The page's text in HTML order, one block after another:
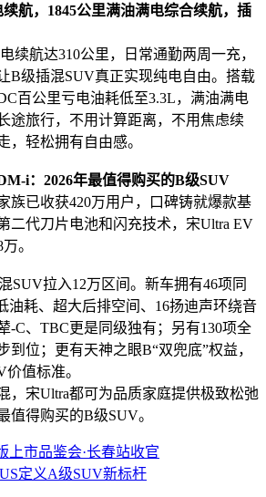
续航，1845公里满油满电综合续航，插
续航达310公里，日常通勤两周一充，
B级插混SUV真正实现纯电自由。搭载
百公里亏电油耗低至3.3L，满油满电
途旅行，不用计算距离，不用焦虑续
，轻松拥有自由感。
i：2026年最值得购买的B级SUV
族已收获420万用户，口碑铸就爆款基
二代刀片电池和闪充技术，宋Ultra EV
。
SUV拉入12万区间。新车拥有46项同
油耗、超大后排空间、16扬迪声环绕音
-C、TBC更是同级独有；另有130项全
到位；更有天神之眼B“双兜底”权益，
值标准。
，宋Ultra都可为品质家庭提供极致松弛
值得购买的B级SUV。
上市品鉴会·长春站收官
定义A级SUV新标杆